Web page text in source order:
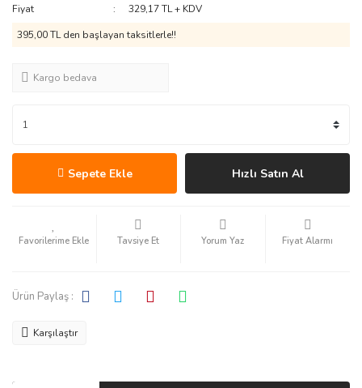
Fiyat
329,17 TL + KDV
395,00 TL den başlayan taksitlerle!!
Kargo bedava
Sepete Ekle Hızlı Satın Al
Tavsiye Et Yorum Yaz Fiyat Alarmı
Ürün Paylaş :
Karşılaştır